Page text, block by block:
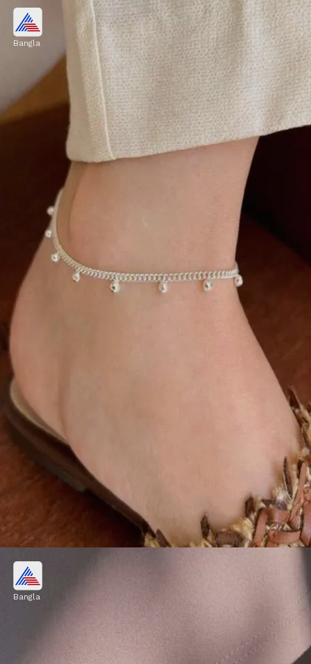
Bangla
সাধারণ চেনের উপর ছোট ছোট রুপোর ডট দেওয়া
ট্রাউজার, কুর্তি বা ওয়েস্টার্ন পোশাকের সঙ্গে এটি
Bangla